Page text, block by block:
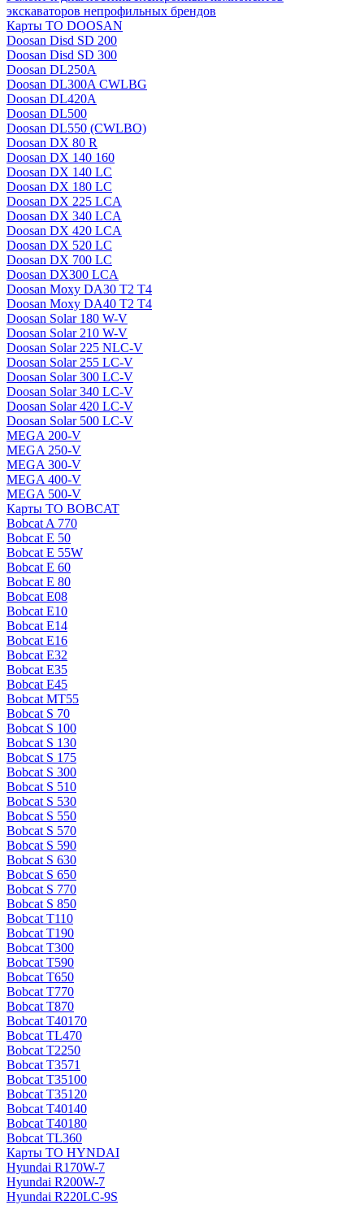
экскаваторов непрофильных брендов
Карты ТО DOOSAN
Doosan Disd SD 200
Doosan Disd SD 300
Doosan DL250A
Doosan DL300A CWLBG
Doosan DL420A
Doosan DL500
Doosan DL550 (CWLBO)
Doosan DX 80 R
Doosan DX 140 160
Doosan DX 140 LC
Doosan DX 180 LC
Doosan DX 225 LCA
Doosan DX 340 LCA
Doosan DX 420 LCA
Doosan DX 520 LC
Doosan DX 700 LC
Doosan DX300 LCA
Doosan Moxy DA30 T2 T4
Doosan Moxy DA40 T2 T4
Doosan Solar 180 W-V
Doosan Solar 210 W-V
Doosan Solar 225 NLC-V
Doosan Solar 255 LC-V
Doosan Solar 300 LC-V
Doosan Solar 340 LC-V
Doosan Solar 420 LC-V
Doosan Solar 500 LC-V
MEGA 200-V
MEGA 250-V
MEGA 300-V
MEGA 400-V
MEGA 500-V
Карты ТО BOBCAT
Bobcat A 770
Bobcat E 50
Bobcat E 55W
Bobcat E 60
Bobcat E 80
Bobcat E08
Bobcat E10
Bobcat E14
Bobcat E16
Bobcat E32
Bobcat E35
Bobcat E45
Bobcat MT55
Bobcat S 70
Bobcat S 100
Bobcat S 130
Bobcat S 175
Bobcat S 300
Bobcat S 510
Bobcat S 530
Bobcat S 550
Bobcat S 570
Bobcat S 590
Bobcat S 630
Bobcat S 650
Bobcat S 770
Bobcat S 850
Bobcat T110
Bobcat T190
Bobcat T300
Bobcat T590
Bobcat T650
Bobcat T770
Bobcat T870
Bobcat T40170
Bobcat TL470
Bobcat Т2250
Bobcat Т3571
Bobcat Т35100
Bobcat Т35120
Bobcat Т40140
Bobcat Т40180
Bobcat ТL360
Карты ТО HYNDAI
Hyundai R170W-7
Hyundai R200W-7
Hyundai R220LC-9S